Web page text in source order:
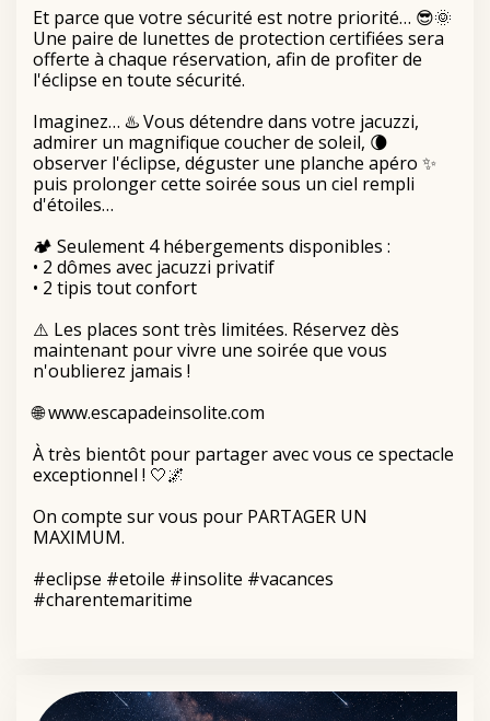
Et parce que votre sécurité est notre priorité… 😎🌞
Une paire de lunettes de protection certifiées sera
offerte à chaque réservation, afin de profiter de
l'éclipse en toute sécurité.
Imaginez… ♨️ Vous détendre dans votre jacuzzi,
admirer un magnifique coucher de soleil, 🌘
observer l'éclipse, déguster une planche apéro ✨
puis prolonger cette soirée sous un ciel rempli
d'étoiles…
🏕️ Seulement 4 hébergements disponibles :
• 2 dômes avec jacuzzi privatif
• 2 tipis tout confort
⚠️ Les places sont très limitées. Réservez dès
maintenant pour vivre une soirée que vous
n'oublierez jamais !
🌐www.escapadeinsolite.com
À très bientôt pour partager avec vous ce spectacle
exceptionnel ! 🤍🌌
On compte sur vous pour PARTAGER UN
MAXIMUM.
#eclipse #etoile #insolite #vacances
#charentemaritime